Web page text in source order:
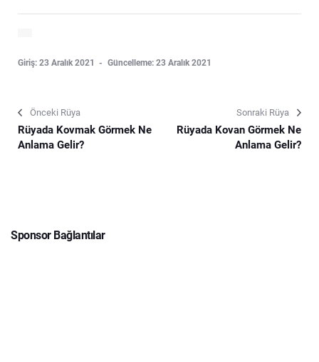
Giriş: 23 Aralık 2021 Güncelleme: 23 Aralık 2021
Önceki Rüya
Rüyada Kovmak Görmek Ne
Anlama Gelir?
Sonraki Rüya
Rüyada Kovan Görmek Ne
Anlama Gelir?
Sponsor Bağlantılar